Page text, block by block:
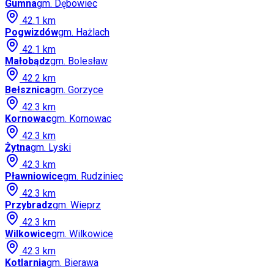
Gumnagm. Dębowiec
42.1 km
Pogwizdówgm. Hażlach
42.1 km
Małobądzgm. Bolesław
42.2 km
Bełsznicagm. Gorzyce
42.3 km
Kornowacgm. Kornowac
42.3 km
Żytnagm. Lyski
42.3 km
Pławniowicegm. Rudziniec
42.3 km
Przybradzgm. Wieprz
42.3 km
Wilkowicegm. Wilkowice
42.3 km
Kotlarniagm. Bierawa